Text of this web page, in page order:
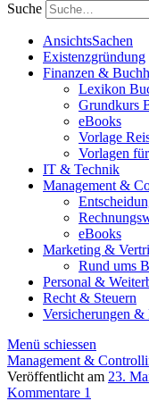
Suche
AnsichtsSachen
Existenzgründung
Finanzen &
Lexikon
Grundkurs
eBooks
Vorlage
Vorlagen
IT & Technik
Management &
eBooks
Marketing &
Rund ums
Personal &
Recht & Steuern
Versicherungen &
Menü schiessen
Management &
Veröffentlicht am 23.
Kommentare 1